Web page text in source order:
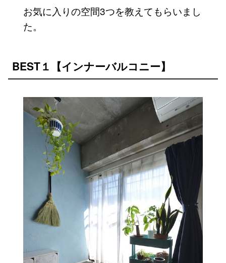
お気に入りの空間3つを教えてもらいまし
た。
BEST１【インナーバルコニー】